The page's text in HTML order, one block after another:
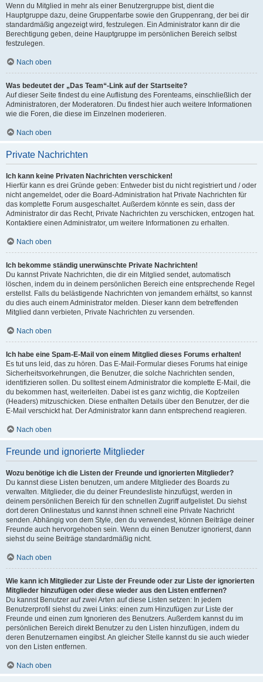
Wenn du Mitglied in mehr als einer Benutzergruppe bist, dient die
Hauptgruppe dazu, deine Gruppenfarbe sowie den Gruppenrang, der bei dir
standardmäßig angezeigt wird, festzulegen. Ein Administrator kann dir die
Berechtigung geben, deine Hauptgruppe im persönlichen Bereich selbst
festzulegen.
Nach oben
Was bedeutet der „Das Team“-Link auf der Startseite?
Auf dieser Seite findest du eine Auflistung des Forenteams, einschließlich der
Administratoren, der Moderatoren. Du findest hier auch weitere Informationen
wie die Foren, die diese im Einzelnen moderieren.
Nach oben
Private Nachrichten
Ich kann keine Privaten Nachrichten verschicken!
Hierfür kann es drei Gründe geben: Entweder bist du nicht registriert und / oder
nicht angemeldet, oder die Board-Administration hat Private Nachrichten für
das komplette Forum ausgeschaltet. Außerdem könnte es sein, dass der
Administrator dir das Recht, Private Nachrichten zu verschicken, entzogen hat.
Kontaktiere einen Administrator, um weitere Informationen zu erhalten.
Nach oben
Ich bekomme ständig unerwünschte Private Nachrichten!
Du kannst Private Nachrichten, die dir ein Mitglied sendet, automatisch
löschen, indem du in deinem persönlichen Bereich eine entsprechende Regel
erstellst. Falls du belästigende Nachrichten von jemandem erhältst, so kannst
du dies auch einem Administrator melden. Dieser kann dem betreffenden
Mitglied dann verbieten, Private Nachrichten zu versenden.
Nach oben
Ich habe eine Spam-E-Mail von einem Mitglied dieses Forums erhalten!
Es tut uns leid, das zu hören. Das E-Mail-Formular dieses Forums hat einige
Sicherheitsvorkehrungen, die Benutzer, die solche Nachrichten senden,
identifizieren sollen. Du solltest einem Administrator die komplette E-Mail, die
du bekommen hast, weiterleiten. Dabei ist es ganz wichtig, die Kopfzeilen
(Headers) mitzuschicken. Diese enthalten Details über den Benutzer, der die
E-Mail verschickt hat. Der Administrator kann dann entsprechend reagieren.
Nach oben
Freunde und ignorierte Mitglieder
Wozu benötige ich die Listen der Freunde und ignorierten Mitglieder?
Du kannst diese Listen benutzen, um andere Mitglieder des Boards zu
verwalten. Mitglieder, die du deiner Freundesliste hinzufügst, werden in
deinem persönlichen Bereich für den schnellen Zugriff aufgelistet. Du siehst
dort deren Onlinestatus und kannst ihnen schnell eine Private Nachricht
senden. Abhängig von dem Style, den du verwendest, können Beiträge deiner
Freunde auch hervorgehoben sein. Wenn du einen Benutzer ignorierst, dann
siehst du seine Beiträge standardmäßig nicht.
Nach oben
Wie kann ich Mitglieder zur Liste der Freunde oder zur Liste der ignorierten
Mitglieder hinzufügen oder diese wieder aus den Listen entfernen?
Du kannst Benutzer auf zwei Arten auf diese Listen setzen: In jedem
Benutzerprofil siehst du zwei Links: einen zum Hinzufügen zur Liste der
Freunde und einen zum Ignorieren des Benutzers. Außerdem kannst du im
persönlichen Bereich direkt Benutzer zu den Listen hinzufügen, indem du
deren Benutzernamen eingibst. An gleicher Stelle kannst du sie auch wieder
von den Listen entfernen.
Nach oben